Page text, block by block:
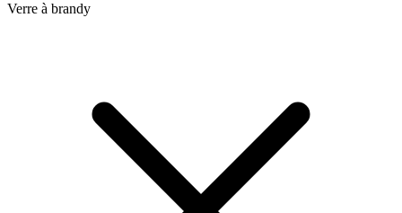
Verre à brandy